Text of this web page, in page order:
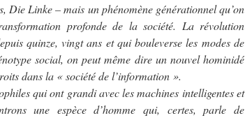
Linke – mais un phénomène générationnel qu’on
profonde de la société. La révolution
quinze, vingt ans et qui bouleverse les modes de
social, on peut même dire un nouvel hominidé
dans la « société de l’information ».
qui ont grandi avec les machines intelligentes et
une espèce d’homme qui, certes, parle de